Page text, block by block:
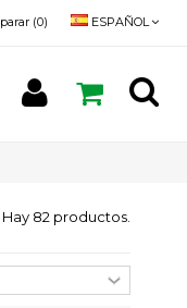
ESPAÑOL
(0)
Hay 82 productos.